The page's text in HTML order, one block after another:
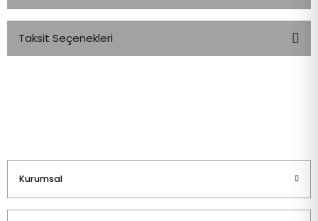
Taksit Seçenekleri
Kurumsal